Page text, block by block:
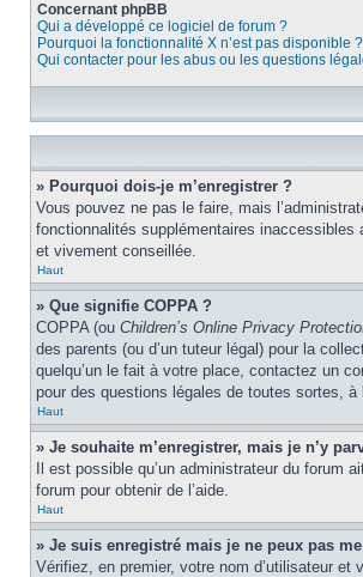
Concernant phpBB
Qui a développé ce logiciel de forum ?
Pourquoi la fonctionnalité X n’est pas disponible ?
Qui contacter pour les abus ou les questions
» Pourquoi dois-je m’enregistrer ?
Vous pouvez ne pas le faire, mais
fonctionnalités supplémentaires inaccessibles
et vivement conseillée.
Haut
» Que signifie COPPA ?
COPPA (ou Children’s Online Privacy
des parents (ou d’un tuteur légal) pour la
quelqu’un le fait à votre place, contactez un
pour des questions légales de toutes sortes,
Haut
» Je souhaite m’enregistrer, mais je n’y
Il est possible qu’un administrateur du
forum pour obtenir de l’aide.
Haut
» Je suis enregistré mais je ne peux pas
Vérifiez, en premier, votre nom d’utilisateur